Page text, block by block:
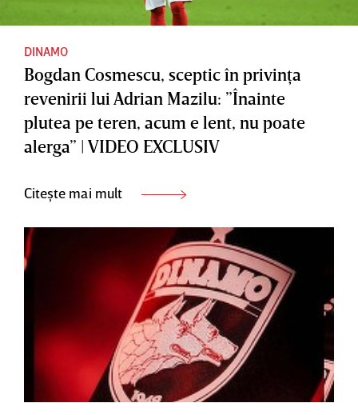
DINAMO
Bogdan Cosmescu, sceptic în privinţa
revenirii lui Adrian Mazilu: ”Înainte
plutea pe teren, acum e lent, nu poate
alerga” | VIDEO EXCLUSIV
Citește mai mult